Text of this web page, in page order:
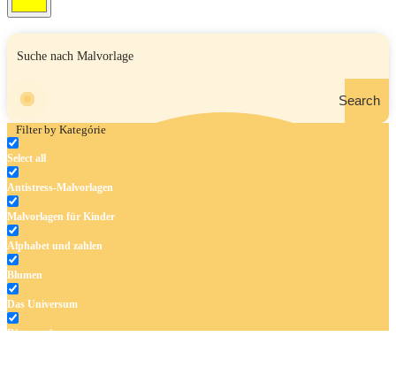
Search
Filter by Kategórie
Select all
Antistress-Malvorlagen
Malvorlagen für Kinder
Alphabet und zahlen
Blumen
Das Universum
Dinosaurier